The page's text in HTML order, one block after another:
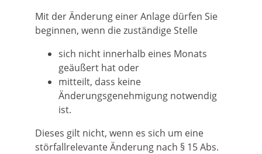
Mit der Änderung einer Anlage dürfen Sie
beginnen, wenn die zuständige Stelle
sich nicht innerhalb eines Monats
geäußert hat oder
mitteilt, dass keine
Änderungsgenehmigung notwendig
ist.
Dieses gilt nicht, wenn es sich um eine
störfallrelevante Änderung nach § 15 Abs.